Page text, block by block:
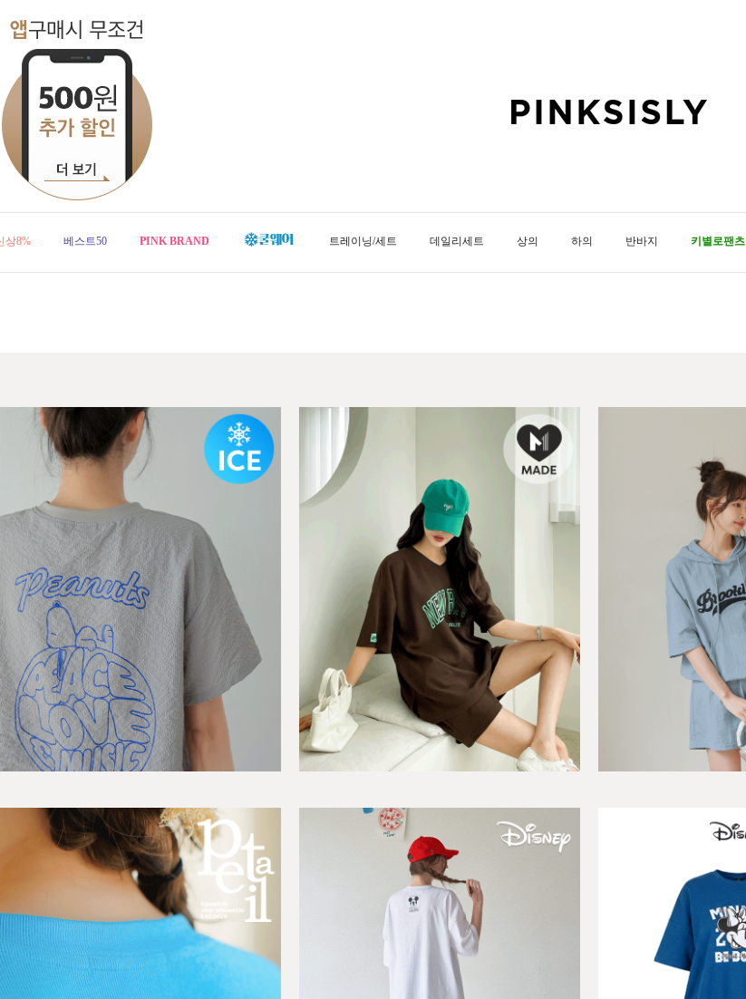
상8% 베스트50 PINK BRAND 트레이닝/세트 데일리세트 상의 하의 반바지 키별로팬츠